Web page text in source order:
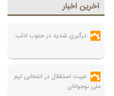
آخرين اخبار
درگیری شدید در جنوب ادلب
غیبت استقلال در انتخابی تیم
ملی نوجوانان